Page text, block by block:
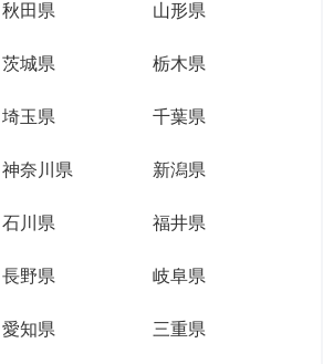
秋田県 山形県
茨城県 栃木県
埼玉県 千葉県
神奈川県 新潟県
石川県 福井県
長野県 岐阜県
愛知県 三重県